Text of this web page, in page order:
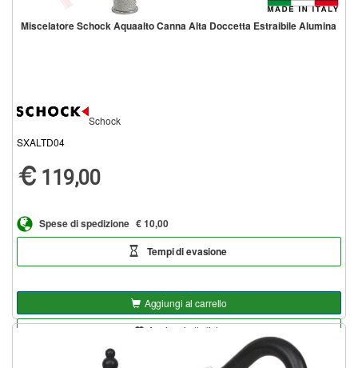
Miscelatore Schock Aquaalto Canna Alta Doccetta Estraibile Alumina
Schock
SXALTD04
119,00
Spese di spedizione € 10,00
Tempi di evasione
Aggiungi al carrello
Aggiungi alla lista